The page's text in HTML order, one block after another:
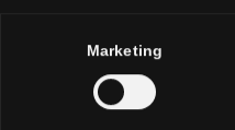
Marketing